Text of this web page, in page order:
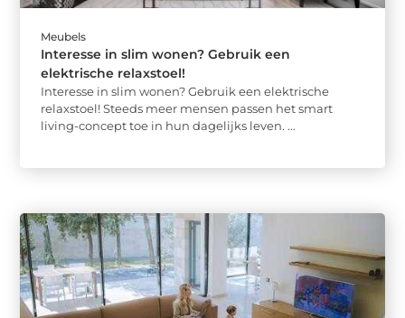
Meubels
Interesse in slim wonen? Gebruik een
elektrische relaxstoel!
Interesse in slim wonen? Gebruik een elektrische
relaxstoel! Steeds meer mensen passen het smart
living-concept toe in hun dagelijks leven. ...